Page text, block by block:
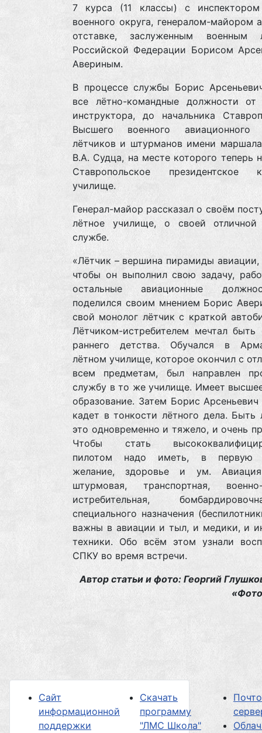
7 курса (11 классы) с
военного округа, генералом-майором
отставке, заслуженным военным
Российской Федерации Борисом
Авериным.
В процессе службы Борис
все лётно-командные должности от
инструктора, до начальника
Высшего военного авиационного
лётчиков и штурманов имени
В.А. Судца, на месте которого теперь
Ставропольское президентское
училище.
Генерал-майор рассказал о своём
лётное училище, о своей
службе.
«Лётчик – вершина пирамиды авиации,
чтобы он выполнил свою задачу,
остальные авиационные
поделился своим мнением Борис
свой монолог лётчик с краткой
Лётчиком-истребителем мечтал быть
раннего детства. Обучался в
лётном училище, которое окончил с
всем предметам, был направлен
службу в то же училище. Имеет
образование. Затем Борис Арсеньевич
кадет в тонкости лётного дела. Быть
это одновременно и тяжело, и очень
Чтобы стать
пилотом надо иметь, в первую
желание, здоровье и ум.
штурмовая, транспортная, военно-
истребительная,
специального назначения
важны в авиации и тыл, и медики, и
техники. Обо всём этом узнали
СПКУ во время встречи.
Автор статьи и фото: Георгий
Сайт
информационной
поддержки
Скачать
программу
"ЛМС Школа"